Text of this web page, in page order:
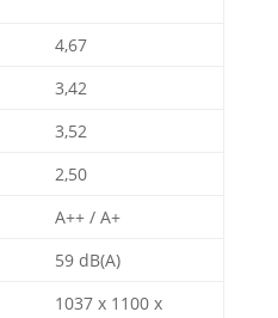
4,67
3,42
3,52
2,50
A++ / A+
59 dB(A)
1037 x 1100 x